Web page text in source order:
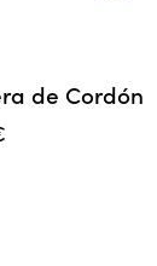
de Cordón